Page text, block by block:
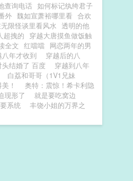
查询电话 如何标记纨绔君子
外 魏如宣萧裕哪里看 合欢
限怪谈里看风水 透明的他
超拽的
穿越大唐摸鱼做饭触
全文 红噹噹 网恋两年的男
八年才收到
穿越后的八
结婚了 百度
穿越到八年
白荔和哥哥（1V1兄妹
！
奥特：震惊！希卡利隐
现形了
就是要吃窝边
系统
丰饶小姐的万界之